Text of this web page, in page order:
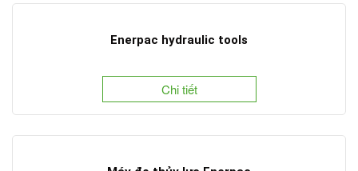
Enerpac hydraulic tools
Chi tiết